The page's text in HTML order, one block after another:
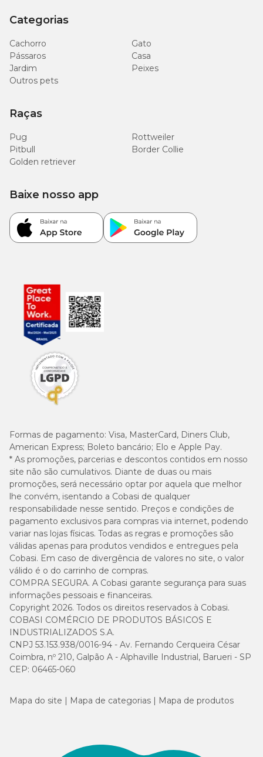
Categorias
Cachorro
Gato
Pássaros
Casa
Jardim
Peixes
Outros pets
Raças
Pug
Rottweiler
Pitbull
Border Collie
Golden retriever
Formas de pagamento: Visa, MasterCard, Diners Club,
American Express; Boleto bancário; Elo e Apple Pay.
* As promoções, parcerias e descontos contidos em nosso
site não são cumulativos. Diante de duas ou mais
promoções, será necessário optar por aquela que melhor
lhe convém, isentando a Cobasi de qualquer
responsabilidade nesse sentido. Preços e condições de
pagamento exclusivos para compras via internet, podendo
variar nas lojas físicas. Todas as regras e promoções são
válidas apenas para produtos vendidos e entregues pela
Cobasi. Em caso de divergência de valores no site, o valor
válido é o do carrinho de compras.
COMPRA SEGURA. A Cobasi garante segurança para suas
informações pessoais e financeiras.
Copyright 2026. Todos os direitos reservados à Cobasi.
COBASI COMÉRCIO DE PRODUTOS BÁSICOS E
INDUSTRIALIZADOS S.A.
CNPJ 53.153.938/0016-94 - Av. Fernando Cerqueira César
Coimbra, nº 210, Galpão A - Alphaville Industrial, Barueri - SP
CEP: 06465-060
Baixe nosso app
Mapa do site Mapa de categorias Mapa de produtos